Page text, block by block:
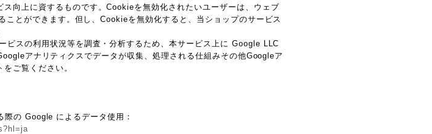
向上に資するものです。Cookieを無効化されたいユーザーは、ウェブ
とができます。但し、Cookieを無効化すると、当ショップのサービス
ビスの利用状況等を調査・分析するため、本サービス上に Google LLC
アナリティクスでデータが収集、処理される仕組みその他Googleア
ご覧ください。
の Google によるデータ使用：